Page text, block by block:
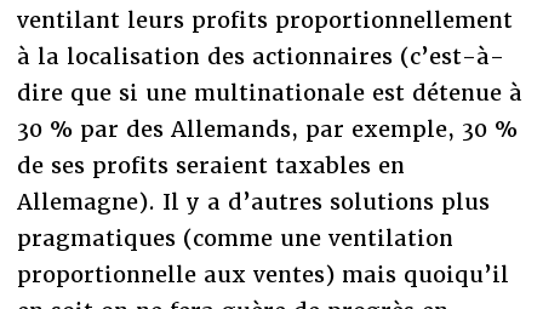
ventilant leurs profits proportionnellement
à la localisation des actionnaires (c’est-à-
dire que si une multinationale est détenue à
30 % par des Allemands, par exemple, 30 %
de ses profits seraient taxables en
Allemagne). Il y a d’autres solutions plus
pragmatiques (comme une ventilation
proportionnelle aux ventes) mais quoiqu’il